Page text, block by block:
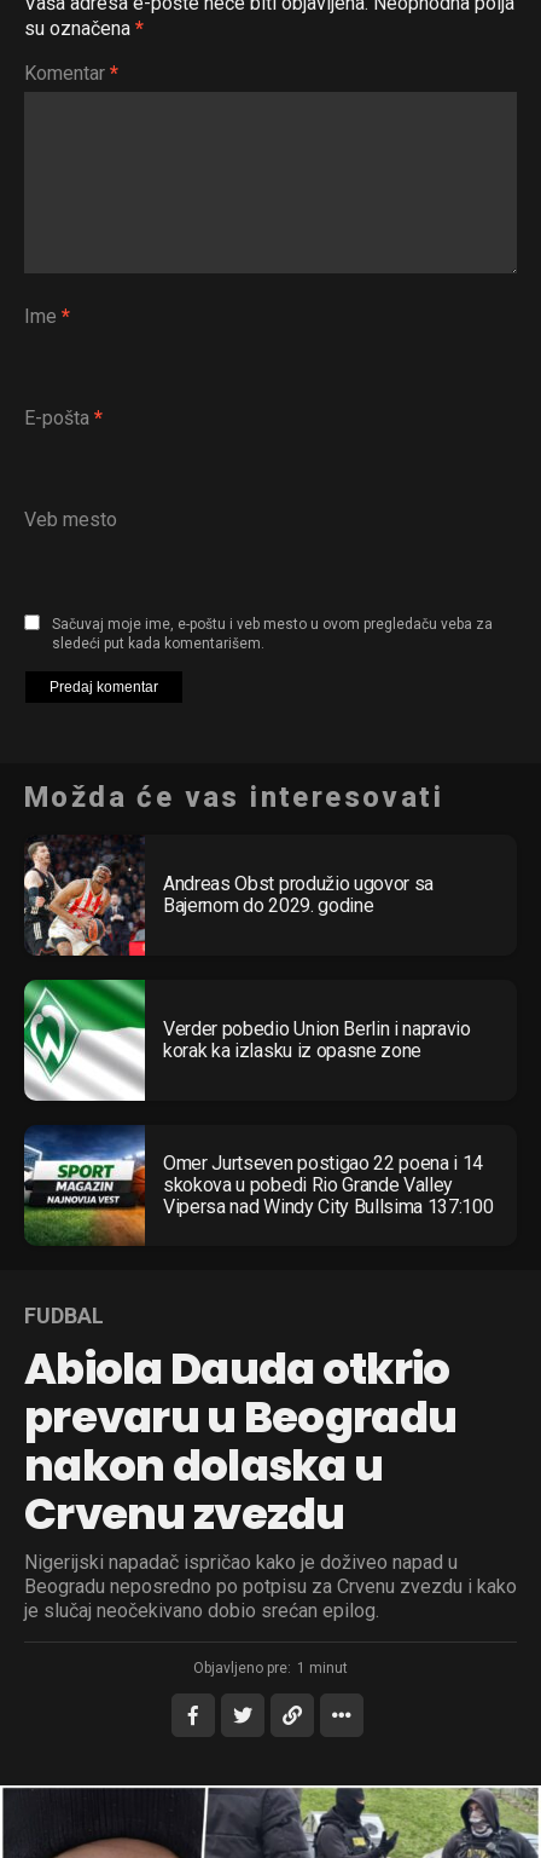
su označena *
Komentar *
Ime *
E-pošta *
Veb mesto
Sačuvaj moje ime, e-poštu i veb mesto u ovom pregledaču veba za
sledeći put kada komentarišem.
Možda će vas interesovati
Andreas Obst produžio ugovor sa
Bajernom do 2029. godine
Verder pobedio Union Berlin i napravio
korak ka izlasku iz opasne zone
Omer Jurtseven postigao 22 poena i 14
skokova u pobedi Rio Grande Valley
Vipersa nad Windy City Bullsima 137:100
FUDBAL
Abiola Dauda otkrio
prevaru u Beogradu
nakon dolaska u
Crvenu zvezdu
Nigerijski napadač ispričao kako je doživeo napad u
Beogradu neposredno po potpisu za Crvenu zvezdu i kako
je slučaj neočekivano dobio srećan epilog.
Objavljeno pre: 1 minut